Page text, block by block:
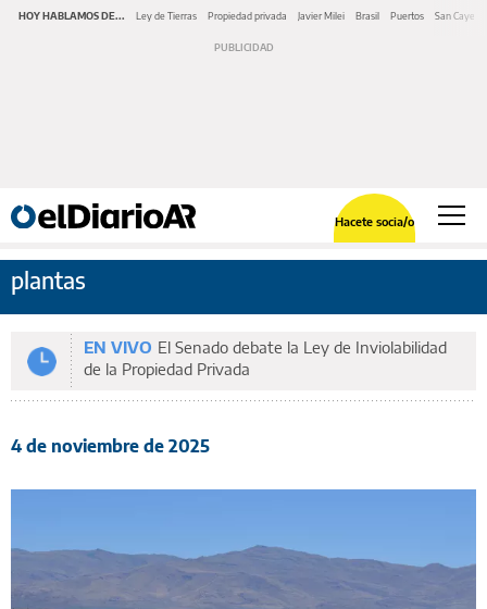
HOY HABLAMOS DE... Ley de Tierras Propiedad privada Javier Milei Brasil Puertos San
Hacete socia/o
plantas
EN VIVO El Senado debate la Ley de Inviolabilidad
de la Propiedad Privada
4 de noviembre de 2025